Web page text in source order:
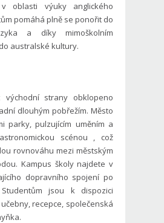
oblasti výuky anglického
pomáhá plně se ponořit do
a díky mimoškolním
australské kultury.
východní strany obklopeno
dlouhým pobřežím. Město
parky, pulzujícím uměním a
scénou , což
rovnováhu mezi městským
Kampus školy najdete v
dopravního spojení po
jsou k dispozici
recepce, společenská